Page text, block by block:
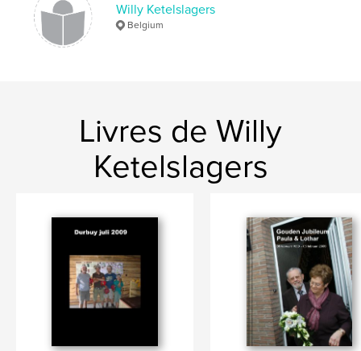
Willy Ketelslagers
Belgium
Livres de Willy
Ketelslagers